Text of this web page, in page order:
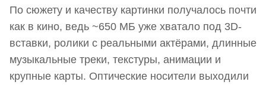
По сюжету и качеству картинки получалось почти
как в кино, ведь ~650 МБ уже хватало под 3D-
вставки, ролики с реальными актёрами, длинные
музыкальные треки, текстуры, анимации и
крупные карты. Оптические носители выходили